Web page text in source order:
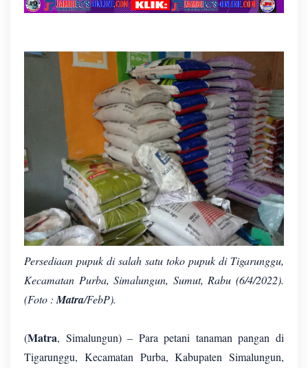
Persediaan pupuk di salah satu toko pupuk di Tigarunggu,
Kecamatan Purba, Simalungun, Sumut, Rabu (6/4/2022).
(Foto : Matra/FebP).
(Matra, Simalungun) – Para petani tanaman pangan di
Tigarunggu, Kecamatan Purba, Kabupaten Simalungun,